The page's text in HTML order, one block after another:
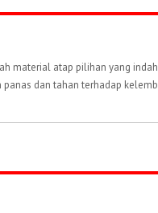
material atap pilihan yang
dan tahan terhadap